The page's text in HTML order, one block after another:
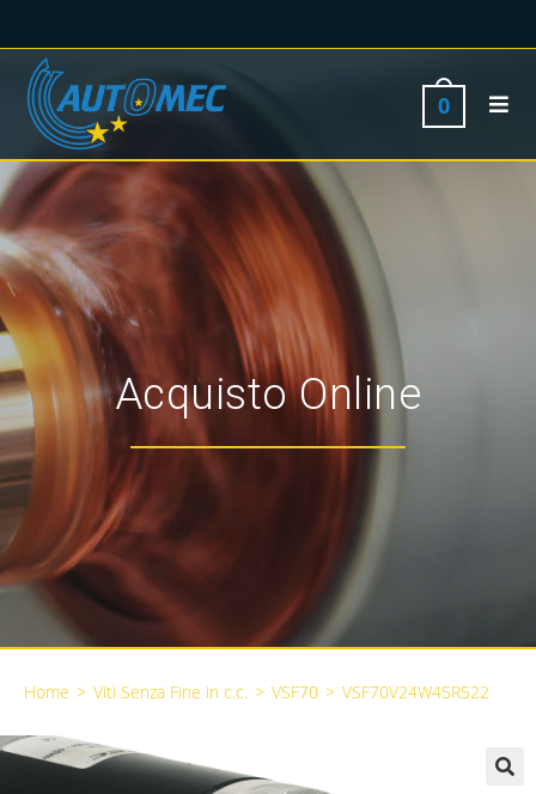
0
Acquisto Online
Home > Viti Senza Fine in c.c. > VSF70 > VSF70V24W45R522